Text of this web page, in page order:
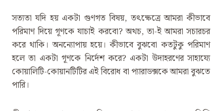
সত্যতা যদি হয় একটা গুণগত বিষয়, তৎক্ষেত্রে আমরা কীভাবে
পরিমাণ দিয়ে গূণকে যাচাই করবো? অথচ, তা-ই আমরা সচারচর
করে থাকি। অনন্যোপায় হয়ে। কীভাবে বুঝবো কতটুকু পরিমাণ
হলে তা একটা গূণকে নির্দেশ করে? একটা উদাহরণের সাহায্যে
কোয়ালিটি-কোয়ানটিটির এই বিরোধ বা প্যারাডক্সকে আমরা বুঝতে
পারি।